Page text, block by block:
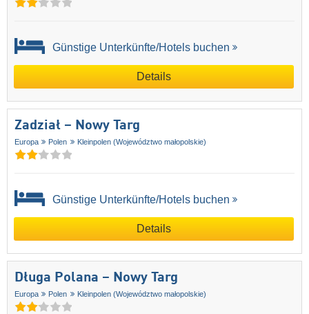
Günstige Unterkünfte/Hotels buchen
Details
Zadział – Nowy Targ
Europa Polen Kleinpolen (Województwo małopolskie)
Günstige Unterkünfte/Hotels buchen
Details
Długa Polana – Nowy Targ
Europa Polen Kleinpolen (Województwo małopolskie)